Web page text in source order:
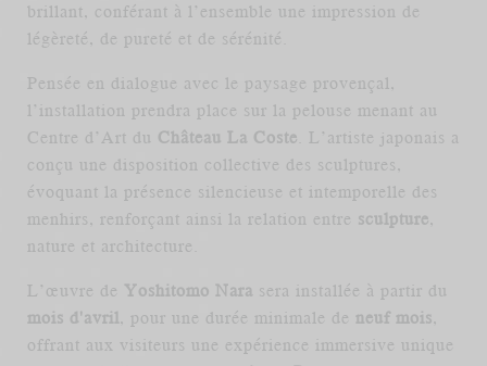
brillant, conférant à l’ensemble une impression de
légèreté, de pureté et de sérénité.
Pensée en dialogue avec le paysage provençal,
l’installation prendra place sur la pelouse menant au
Centre d’Art du Château La Coste . L’artiste japonais a
conçu une disposition collective des sculptures,
évoquant la présence silencieuse et intemporelle des
menhirs, renforçant ainsi la relation entre sculpture,
nature et architecture.
L’œuvre de Yoshitomo Nara sera installée à partir du
mois d'avril, pour une durée minimale de neuf mois,
offrant aux visiteurs une expérience immersive unique